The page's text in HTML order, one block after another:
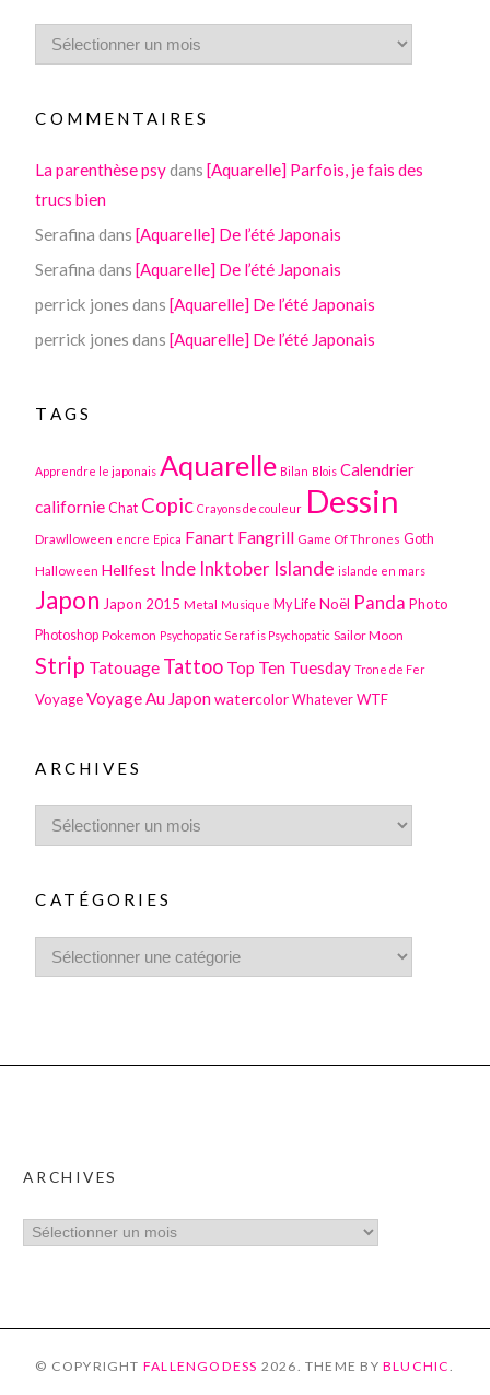
COMMENTAIRES
La parenthèse psydans[Aquarelle] Parfois, je fais des
trucs bien
Serafina dans[Aquarelle] De l’été Japonais
Serafina dans[Aquarelle] De l’été Japonais
perrick jones dans[Aquarelle] De l’été Japonais
perrick jones dans[Aquarelle] De l’été Japonais
TAGS
Apprendre le japonais Aquarelle Bilan Blois Calendrier
californie Chat Copic Crayons de couleur Dessin
Drawlloween encre Epica Fanart Fangrill Game Of Thrones Goth
Halloween Hellfest Inde Inktober Islande islande en mars
Japon Japon 2015 Metal Musique My Life Noël Panda Photo
Photoshop Pokemon Psychopatic Seraf is Psychopatic Sailor Moon
Strip Tatouage Tattoo Top Ten Tuesday Trone de Fer
Voyage Voyage Au Japon watercolor Whatever WTF
ARCHIVES
CATÉGORIES
ARCHIVES
© COPYRIGHT FALLENGODESS 2026. THEME BY BLUCHIC.